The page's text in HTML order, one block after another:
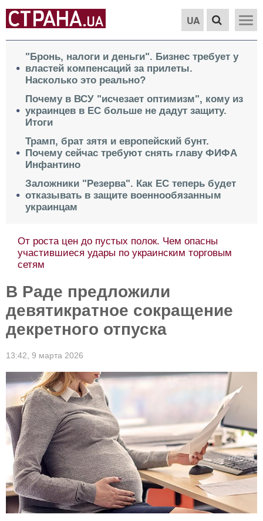
UA
"Бронь, налоги и деньги". Бизнес требует у
властей компенсаций за прилеты.
Насколько это реально?
Почему в ВСУ "исчезает оптимизм", кому из
украинцев в ЕС больше не дадут защиту.
Итоги
Трамп, брат зятя и европейский бунт.
Почему сейчас требуют снять главу ФИФА
Инфантино
Заложники "Резерва". Как ЕС теперь будет
отказывать в защите военнообязанным
украинцам
От роста цен до пустых полок. Чем опасны
участившиеся удары по украинским торговым
сетям
В Раде предложили
девятикратное сокращение
декретного отпуска
13:42, 9 марта 2026